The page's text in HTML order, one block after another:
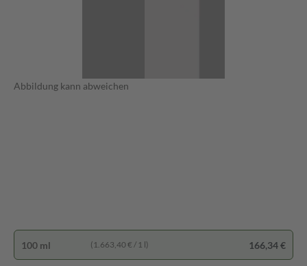
Abbildung kann abweichen
100 ml (1.663,40 € / 1 l) 166,34 €